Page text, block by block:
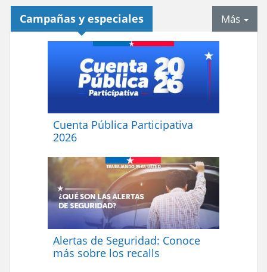
Más
Campañas y especiales
Cuenta Pública Participativa
2026
Alertas de Seguridad: Conoce
más sobre los recalls